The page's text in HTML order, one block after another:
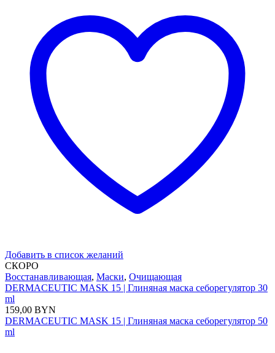
Добавить в список желаний
СКОРО
Восстанавливающая, Маски, Очищающая
DERMACEUTIC MASK 15 | Глиняная маска себорегулятор 30
ml
159,00 BYN
DERMACEUTIC MASK 15 | Глиняная маска себорегулятор 50
ml